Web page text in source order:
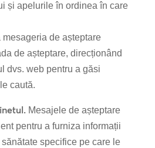
și apelurile în ordinea în care
mesageria de așteptare
de așteptare, direcționând
dvs. web pentru a găsi
caută.
Mesajele de așteptare
pentru a furniza informații
specifice pe care le